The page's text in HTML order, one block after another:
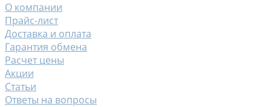
О компании
Прайс-лист
Доставка и оплата
Гарантия обмена
Расчет цены
Акции
Статьи
Ответы на вопросы